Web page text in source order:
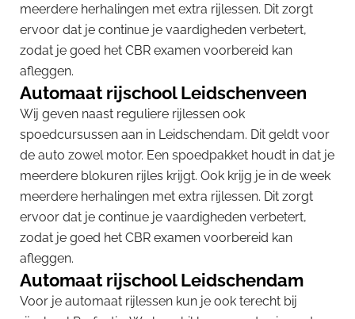
meerdere herhalingen met extra rijlessen. Dit zorgt
ervoor dat je continue je vaardigheden verbetert,
zodat je goed het CBR examen voorbereid kan
afleggen.
Automaat rijschool Leidschenveen
Wij geven naast reguliere rijlessen ook
spoedcursussen aan in Leidschendam. Dit geldt voor
de auto zowel motor. Een spoedpakket houdt in dat je
meerdere blokuren rijles krijgt. Ook krijg je in de week
meerdere herhalingen met extra rijlessen. Dit zorgt
ervoor dat je continue je vaardigheden verbetert,
zodat je goed het CBR examen voorbereid kan
afleggen.
Automaat rijschool Leidschendam
Voor je automaat rijlessen kun je ook terecht bij